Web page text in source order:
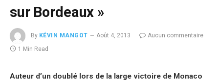
sur Bordeaux »
By KÉVIN MANGOT Août 4, 2013
Aucun commentaire
1 Min Read
Auteur d’un doublé lors de la large victoire de Monaco